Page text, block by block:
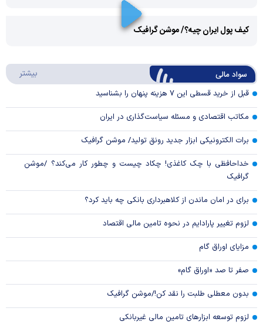
Video
کیف پول ایران چیه؟/ موشن گرافیک
سواد مالی بیشتر
قبل از خرید قسطی این ۷ هزینه پنهان را بشناسید
مکاتب اقتصادی و مسئله سیاست‌گذاری در ایران
برات الکترونیکی ابزار جدید رونق تولید/ موشن گرافیک
خداحافظی با چک کاغذی! چکاد چیست و چطور کار می‌کند؟ /موشن
گرافیک
برای در امان ماندن از کلاهبرداری بانکی چه باید کرد؟
لزوم تغییر پارادایم در نحوه تامین مالی اقتصاد
مزایای اوراق گام
صفر تا صد «اوراق گام»
بدون معطلی طلبت را نقد کن!/موشن گرافیک
لزوم توسعه ابزارهای تامین مالی غیربانکی